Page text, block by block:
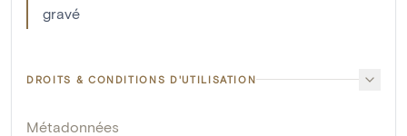
gravé
DROITS & CONDITIONS D'UTILISATION
Métadonnées